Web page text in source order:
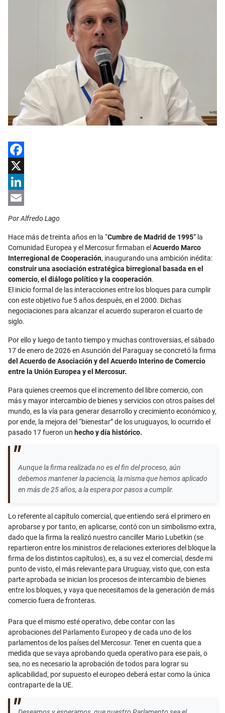
Facebook
X
LinkedIn
Email
Por Alfredo Lago
Hace más de treinta años en la “Cumbre de Madrid de 1995” la
Comunidad Europea y el Mercosur firmaban el Acuerdo Marco
Interregional de Cooperación, inaugurando una ambición inédita:
construir una asociación estratégica birregional basada en el
comercio, el diálogo político y la cooperación.
El inicio formal de las interacciones entre los bloques para cumplir
con este objetivo fue 5 años después, en el 2000. Dichas
negociaciones para alcanzar el acuerdo superaron el cuarto de
siglo.
Por ello y luego de tanto tiempo y muchas controversias, el sábado
17 de enero de 2026 en Asunción del Paraguay se concretó la firma
del Acuerdo de Asociación y del Acuerdo Interino de Comercio
entre la Unión Europea y el Mercosur.
Para quienes creemos que el incremento del libre comercio, con
más y mayor intercambio de bienes y servicios con otros países del
mundo, es la vía para generar desarrollo y crecimiento económico y,
por ende, la mejora del “bienestar” de los uruguayos, lo ocurrido el
pasado 17 fueron un hecho ydía histórico.
Aunque la firma realizada no es el fin del proceso, aún
debemos mantener la paciencia, la misma que hemos aplicado
en más de 25 años, a la espera por pasos a cumplir.
Lo referente al capítulo comercial, que entiendo será el primero en
aprobarse y por tanto, en aplicarse, contó con un simbolismo extra,
dado que la firma la realizó nuestro canciller Mario Lubetkin (se
repartieron entre los ministros de relaciones exteriores del bloque la
firma de los distintos capítulos), es, a su vez el comercial, desde mi
punto de visto, el más relevante para Uruguay, visto que, con esta
parte aprobada se inician los procesos de intercambio de bienes
entre los bloques, y vaya que necesitamos de la generación de más
comercio fuera de fronteras.
Para que el mismo esté operativo, debe contar con las
aprobaciones del Parlamento Europeo y de cada uno de los
parlamentos de los países del Mercosur. Tener en cuenta que a
medida que se vaya aprobando queda operativo para ese país, o
sea, no es necesario la aprobación de todos para lograr su
aplicabilidad, por supuesto el europeo deberá estar como la única
contraparte de la UE.